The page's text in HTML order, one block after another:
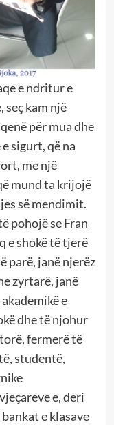
e ndritur e
kam një
për mua dhe
sigurt, që na
me një
mund ta krijojë
së mendimit.
pohojë se Fran
e shokë të tjerë
parë, janë njerëz
zyrtarë, janë
e
dhe të njohur
fermerë të
studentë,
e, deri
e klasave